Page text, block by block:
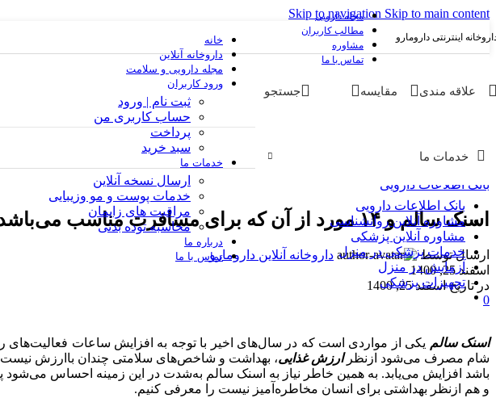
Skip to navigation Skip to main content
اینترنتی دارومارو
مجله دارویی
مطالب کاربران
مشاوره
تماس با ما
علاقه مندی مقایسه جستجو
خدمات ما
بانک اطلاعات دارویی
مشاوره آنلاین روانشناسی
مشاوره آنلاین پزشکی
خدمات پزشکی در منزل
آزمایش در منزل
تجهیزات پزشکی
خانه
داروخانه آنلاین
مجله دارویی و سلامت
ورود کاربران
ثبت نام | ورود
حساب کاربری من
پرداخت
سبد خرید
خدمات ما
ارسال نسخه آنلاین
خدمات پوست و مو وزیبایی
مراقبت های زایمان
محاسبه توده بدنی
درباره ما
تماس با ما
بانک اطلاعات دارویی
اسنک سالم و ۱۴ مورد از آن که برای مسافرت مناسب می‌باشد
ارسال توسط
داروخانه آنلاین دارومارو
اسفند 25, 1400
در تاریخ اسفند 25, 1400
0
اسنک سالم یکی از مواردی است که در سال‌های اخیر با توجه به افزایش ساعات فعالیت‌های
شام مصرف می‌شود ازنظرارزش غذایی، بهداشت و شاخص‌های سلامتی چندان باارزش
باشد افزایش می‌یابد. به همین خاطر نیاز به اسنک سالم به‌شدت در این زمینه احساس
و هم ازنظر بهداشتی برای انسان مخاطره‌آمیز نیست را معرفی کنیم.